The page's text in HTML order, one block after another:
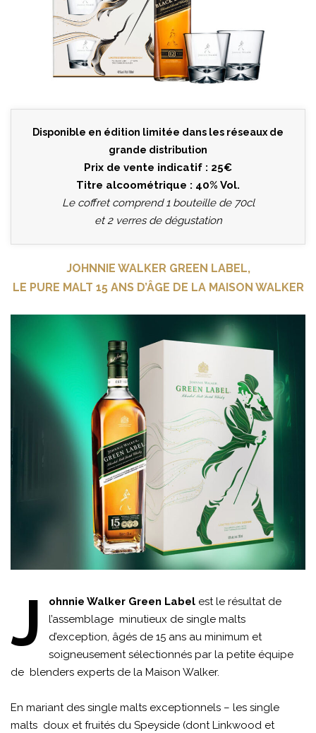
Disponible en édition limitée dans les réseaux de
grande distribution
Prix de vente indicatif : 25€
Titre alcoométrique : 40% Vol.
Le coffret comprend 1 bouteille de 70cl
et 2 verres de dégustation
JOHNNIE WALKER GREEN LABEL,
LE PURE MALT 15 ANS D’ÂGE DE LA MAISON WALKER
J ohnnie Walker Green Label est le résultat de
l’assemblage minutieux de single malts
d’exception, âgés de 15 ans au minimum et
soigneusement sélectionnés par la petite équipe
de blenders experts de la Maison Walker.
En mariant des single malts exceptionnels – les single
malts doux et fruités du Speyside (dont Linkwood et